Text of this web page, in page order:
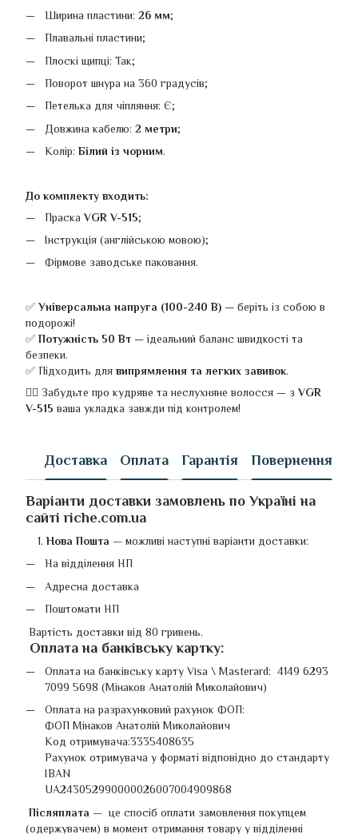
Ширина пластини: 26 мм;
Плавальні пластини;
Плоскі щипці: Так;
Поворот шнура на 360 градусів;
Петелька для чіпляння: Є;
Довжина кабелю: 2 метри;
Колір: Білий із чорним.
До комплекту входить:
ПраскаVGR V-515;
Інструкція (англійською мовою);
Фірмове заводське паковання.
✅Універсальна напруга (100-240 В) — беріть із собою в
подорожі!
✅ Потужність 50 Вт — ідеальний баланс швидкості та
безпеки.
✅ Підходить для випрямлення та легких завивок.
💁‍♀️ Забудьте про кудряве та неслухняне волосся — зVGR
V-515 ваша укладка завжди під контролем!
Доставка Оплата Гарантія Повернення
Варіанти доставки замовлень по Україні на
сайті riche.com.ua
Нова Пошта — можливі наступні варіанти доставки:
На відділення НП
Адресна доставка
Поштомати НП
Вартість доставки від 80 гривень.
Оплата на банківську картку:
Оплата на банківську карту Visa \ Masterard: 4149 6293
7099 5698 (Мінаков Анатолій Миколайович)
Оплата на разрахунковий рахунок ФОП:
ФОП Мінаков Анатолій Миколайович
Код отримувача:3335408635
Рахунок отримувача у форматі відповідно до стандарту
IBAN
UA243052990000026007004909868
Післяплата — це спосіб оплати замовлення покупцем
(одержувачем) в момент отримання товару у відділенні